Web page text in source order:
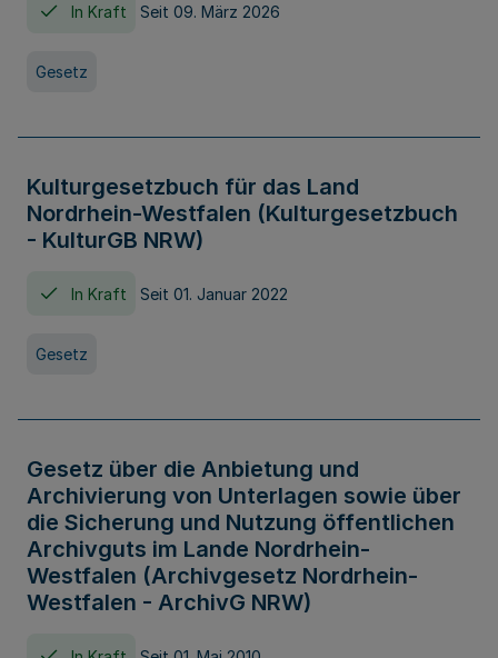
In Kraft Seit 09. März 2026
Gesetz
Kulturgesetzbuch für das Land
Nordrhein-Westfalen (Kulturgesetzbuch
- KulturGB NRW)
In Kraft Seit 01. Januar 2022
Gesetz
Gesetz über die Anbietung und
Archivierung von Unterlagen sowie über
die Sicherung und Nutzung öffentlichen
Archivguts im Lande Nordrhein-
Westfalen (Archivgesetz Nordrhein-
Westfalen - ArchivG NRW)